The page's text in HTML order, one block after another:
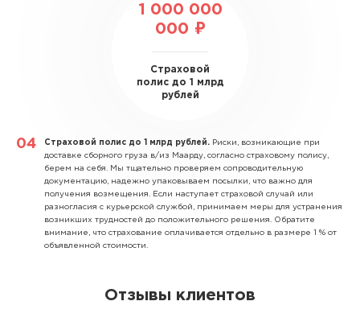
1 000 000
000 ₽
Страховой
полис до 1 млрд
рублей
Страховой полис до 1 млрд рублей. Риски, возникающие при
доставке сборного груза в/из Маарду, согласно страховому полису,
берем на себя. Мы тщательно проверяем сопроводительную
документацию, надежно упаковываем посылки, что важно для
получения возмещения. Если наступает страховой случай или
разногласия с курьерской службой, принимаем меры для устранения
возникших трудностей до положительного решения. Обратите
внимание, что страхование оплачивается отдельно в размере 1 % от
объявленной стоимости.
Отзывы клиентов